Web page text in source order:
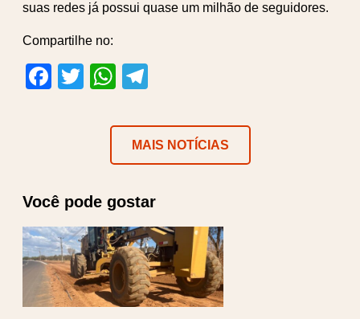
suas redes já possui quase um milhão de seguidores.
Compartilhe no:
Facebook
TwitterWhatsApp
MAIS NOTÍCIAS
Você pode gostar